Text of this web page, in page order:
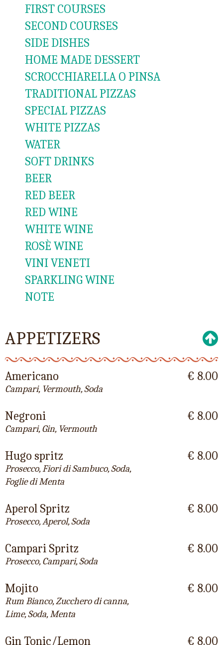
FIRST COURSES
SECOND COURSES
SIDE DISHES
HOME MADE DESSERT
SCROCCHIARELLA O PINSA
TRADITIONAL PIZZAS
SPECIAL PIZZAS
WHITE PIZZAS
WATER
SOFT DRINKS
BEER
RED BEER
RED WINE
WHITE WINE
ROSÈ WINE
VINI VENETI
SPARKLING WINE
NOTE
APPETIZERS
Americano
Campari, Vermouth, Soda
€ 8.00
Negroni
Campari, Gin, Vermouth
€ 8.00
Hugo spritz
Prosecco, Fiori di Sambuco, Soda,
Foglie di Menta
€ 8.00
Aperol Spritz
Prosecco, Aperol, Soda
€ 8.00
Campari Spritz
Prosecco, Campari, Soda
€ 8.00
Mojito
Rum Bianco, Zucchero di canna,
Lime, Soda, Menta
€ 8.00
Gin Tonic/Lemon € 8.00